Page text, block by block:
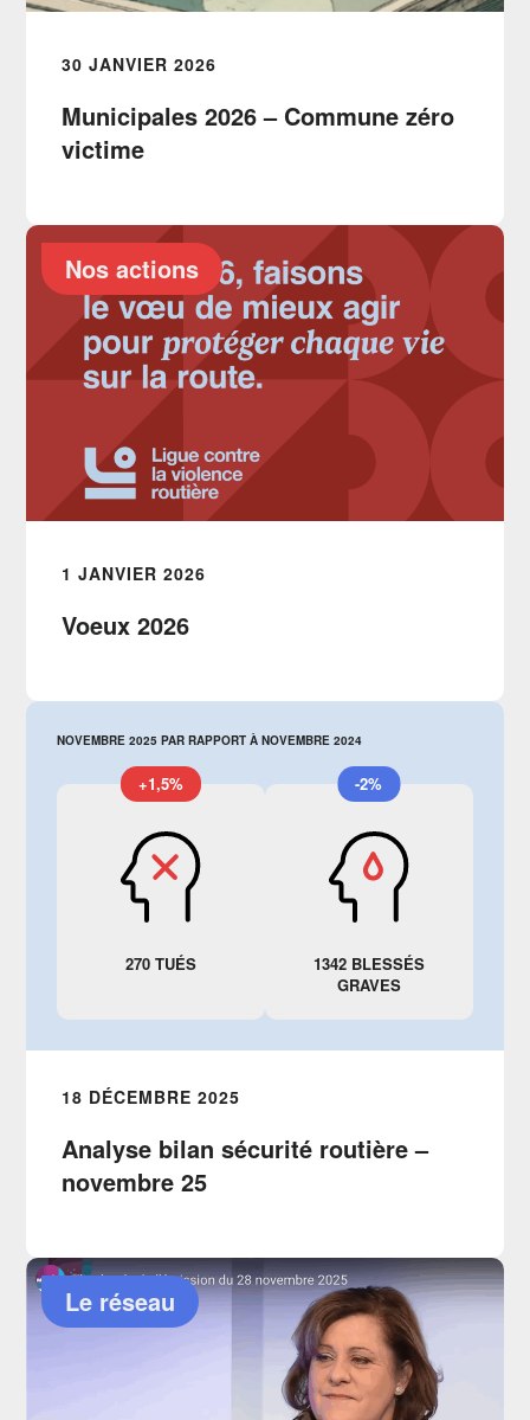
30 JANVIER 2026
Municipales 2026 – Commune zéro
victime
Nos actions
1 JANVIER 2026
Voeux 2026
NOVEMBRE 2025 PAR RAPPORT À NOVEMBRE 2024
+1,5%
270 TUÉS
-2%
1342 BLESSÉS
GRAVES
18 DÉCEMBRE 2025
Analyse bilan sécurité routière –
novembre 25
Le réseau